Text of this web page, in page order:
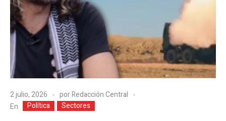
2 julio, 2026 porRedacción Central
En
Política Sectores